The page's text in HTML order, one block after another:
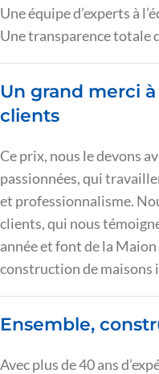
Une équipe d’experts à
Une transparence totale
Un grand merci
clients
Ce prix, nous le devons
passionnées, qui
et professionnalisme.
clients, qui nous
année et font de la
construction de maisons
Ensemble,
Avec plus de 40 ans